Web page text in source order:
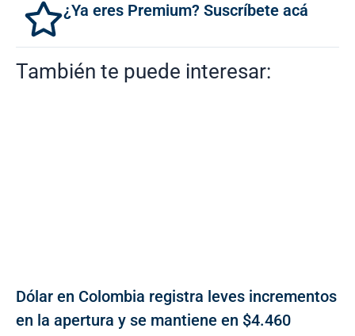
¿Ya eres Premium? Suscríbete acá
También te puede interesar:
Dólar en Colombia registra leves incrementos
en la apertura y se mantiene en $4.460